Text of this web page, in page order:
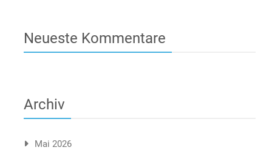
Neueste Kommentare
Archiv
Mai 2026